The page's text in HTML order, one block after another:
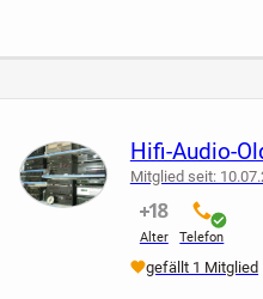
oder zum Hängen
schwarz
Front Hell Holz
Hifi-Audio-
Mitglied seit:
Alter
nicht verifiziert
Telefon
gefällt 1 Mitglied